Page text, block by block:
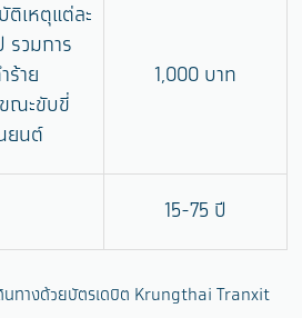
เหตุแต่ละ
รวมการ
าย
ณะขับขี่
ยนต์
1,000 บาท
15-75 ปี
ดินทางด้วยบัตรเดบิต Krungthai Tranxit